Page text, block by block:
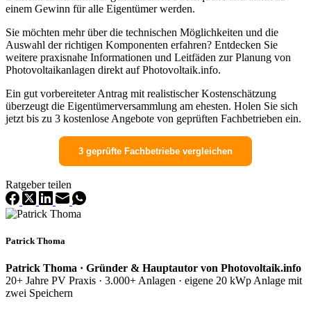
einem Gewinn für alle Eigentümer werden.
Sie möchten mehr über die technischen Möglichkeiten und die
Auswahl der richtigen Komponenten erfahren? Entdecken Sie
weitere praxisnahe Informationen und Leitfäden zur Planung von
Photovoltaikanlagen direkt auf Photovoltaik.info.
Ein gut vorbereiteter Antrag mit realistischer Kostenschätzung
überzeugt die Eigentümerversammlung am ehesten. Holen Sie sich
jetzt bis zu 3 kostenlose Angebote von geprüften Fachbetrieben ein.
3 geprüfte Fachbetriebe vergleichen
Ratgeber teilen
Patrick Thoma
Patrick Thoma · Gründer & Hauptautor von Photovoltaik.info
20+ Jahre PV Praxis · 3.000+ Anlagen · eigene 20 kWp Anlage mit
zwei Speichern